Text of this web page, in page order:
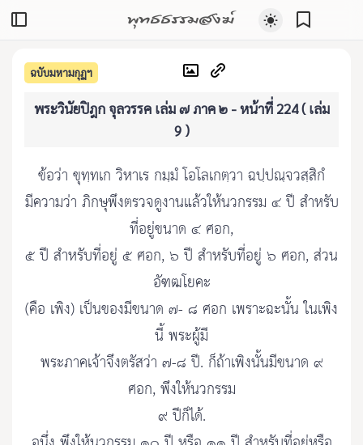
พุทธธรรมสงฆ์
ฉบับมหามกุฏฯ
พระวินัยปิฎก จุลวรรค เล่ม ๗ ภาค ๒ - หน้าที่ 224 ( เล่ม
9 )
ข้อว่า ขุทฺทเก วิหาเร กมฺมํ โอโลเกตฺวา ฉปฺปณฺจวสฺสิกํ
มีความว่า ภิกษุพึงตรวจดูงานแล้วให้นวกรรม ๔ ปี สำหรับ
ที่อยู่ขนาด ๔ ศอก,
๕ ปี สำหรับที่อยู่ ๕ ศอก, ๖ ปี สำหรับที่อยู่ ๖ ศอก, ส่วน
อัฑฒโยคะ
(คือ เพิง) เป็นของมีขนาด ๗- ๘ ศอก เพราะฉะนั้น ในเพิง
นี้ พระผู้มี
พระภาคเจ้าจึงตรัสว่า ๗-๘ ปี. ก็ถ้าเพิงนั้นมีขนาด ๙
ศอก, พึงให้นวกรรม
๙ ปีก็ได้.